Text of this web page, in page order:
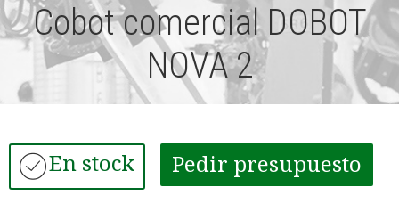
Cobot comercial DOBOT
NOVA 2
En stock Pedir presupuesto